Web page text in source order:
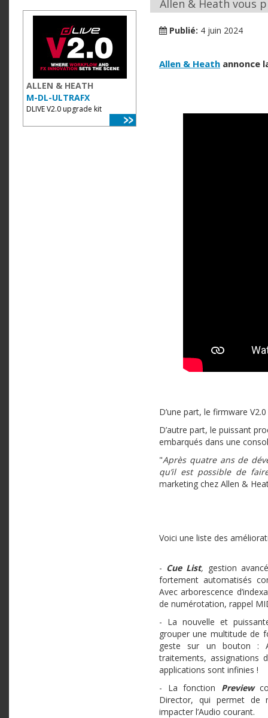
ALLEN & HEATH
M-DL-ULTRAFX
DLIVE V2.0 upgrade kit
Allen & Heath vous
Publié: 4 juin 2024
Allen & Heath annonce
D’une part, le firmware
D’autre part, le puissant
embarqués dans une
"Après quatre ans de
qu’il est possible de
marketing chez Allen &
Voici une liste des
- Cue List, gestion
fortement automatisés
Avec arborescence
de numérotation, rappel
- La nouvelle et
grouper une multitude de
geste sur un bouton :
traitements, assignations
applications sont infinies !
- La fonction Preview
Director, qui permet de
impacter l’Audio courant.